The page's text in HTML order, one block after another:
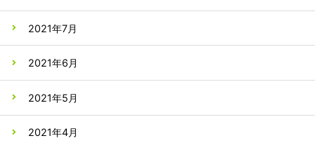
2021年7月
2021年6月
2021年5月
2021年4月